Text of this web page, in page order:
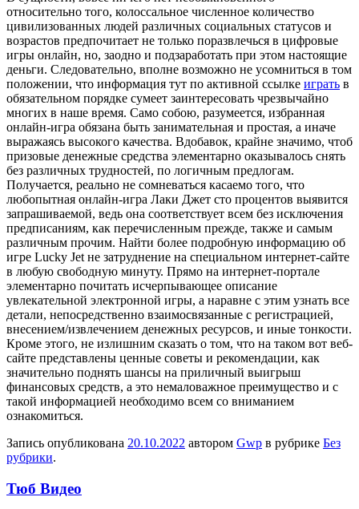
относительно того, колоссальное численное количество
цивилизованных людей различных социальных статусов и
возрастов предпочитает не только поразвлечься в цифровые
игры онлайн, но, заодно и подзаработать при этом настоящие
деньги. Следовательно, вполне возможно не усомниться в том
положении, что информация тут по активной ссылке играть в
обязательном порядке сумеет заинтересовать чрезвычайно
многих в наше время. Само собою, разумеется, избранная
онлайн-игра обязана быть занимательная и простая, а иначе
выражаясь высокого качества. Вдобавок, крайне значимо, чтоб
призовые денежные средства элементарно оказывалось снять
без различных трудностей, по логичным предлогам.
Получается, реально не сомневаться касаемо того, что
любопытная онлайн-игра Лаки Джет сто процентов выявится
запрашиваемой, ведь она соответствует всем без исключения
предписаниям, как перечисленным прежде, также и самым
различным прочим. Найти более подробную информацию об
игре Lucky Jet не затруднение на специальном интернет-сайте
в любую свободную минуту. Прямо на интернет-портале
элементарно почитать исчерпывающее описание
увлекательной электронной игры, а наравне с этим узнать все
детали, непосредственно взаимосвязанные с регистрацией,
внесением/извлечением денежных ресурсов, и иные тонкости.
Кроме этого, не излишним сказать о том, что на таком вот веб-
сайте представлены ценные советы и рекомендации, как
значительно поднять шансы на приличный выигрыш
финансовых средств, а это немаловажное преимущество и с
такой информацией необходимо всем со вниманием
ознакомиться.
Запись опубликована 20.10.2022 автором Gwp в рубрике Без
рубрики.
Тюб Видео